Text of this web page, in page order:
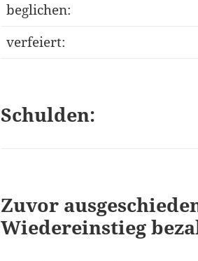
beglichen:
verfeiert:
Schulden:
Zuvor
Wiedereinstieg